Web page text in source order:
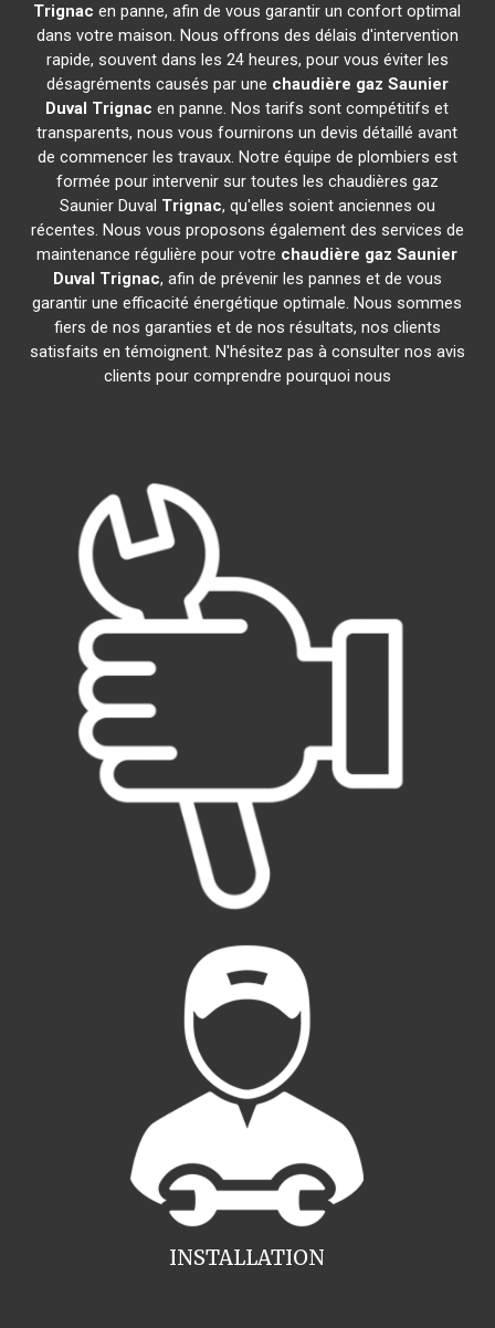
Trignac en panne, afin de vous garantir un confort optimal
dans votre maison. Nous offrons des délais d'intervention
rapide, souvent dans les 24 heures, pour vous éviter les
désagréments causés par une chaudière gaz Saunier
Duval Trignac en panne. Nos tarifs sont compétitifs et
transparents, nous vous fournirons un devis détaillé avant
de commencer les travaux. Notre équipe de plombiers est
formée pour intervenir sur toutes les chaudières gaz
Saunier Duval Trignac, qu'elles soient anciennes ou
récentes. Nous vous proposons également des services de
maintenance régulière pour votre chaudière gaz Saunier
Duval Trignac, afin de prévenir les pannes et de vous
garantir une efficacité énergétique optimale. Nous sommes
fiers de nos garanties et de nos résultats, nos clients
satisfaits en témoignent. N'hésitez pas à consulter nos avis
clients pour comprendre pourquoi nous
INSTALLATION